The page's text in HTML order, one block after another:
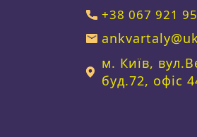
+38 067 921
м. Київ,
буд.72, офіс